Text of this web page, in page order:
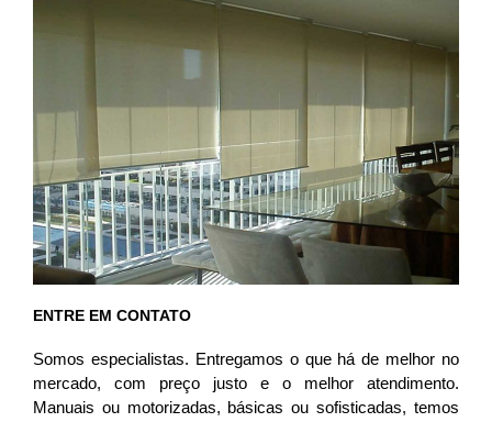
ENTRE EM CONTATO
Somos especialistas. Entregamos o que há de melhor no
mercado, com preço justo e o melhor atendimento.
Manuais ou motorizadas, básicas ou sofisticadas, temos